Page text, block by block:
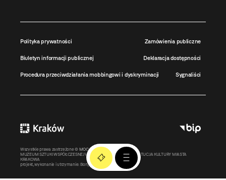
Polityka prywatności Zamówienia publiczne
Biuletyn informacji publicznej Deklaracja dostępności
Procedura przeciwdziałania mobbingowi i dyskryminacji Sygnaliści
Wszystkie prawa zastrzeżone © MOCAK2011-2026
MUZEUM SZTUKI WSPÓŁCZESNEJ W KRAKOWIE MOCAK – INSTYTUCJA KULTURY MIASTA
KRAKOWA
projekt, wykonanie i utrzymanie: Bonjour.pl